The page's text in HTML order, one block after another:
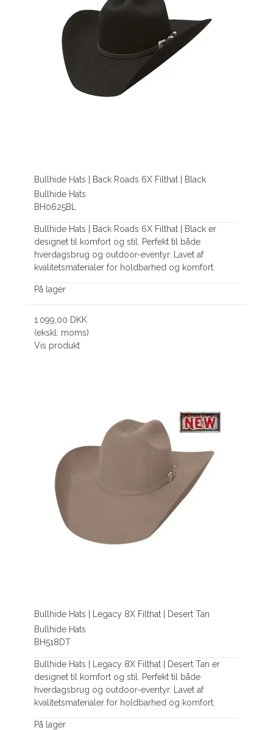
Bullhide Hats | Back Roads 6X Filthat | Black
Bullhide Hats
BH0625BL
Bullhide Hats | Back Roads 6X Filthat | Black er
designet til komfort og stil. Perfekt til både
hverdagsbrug og outdoor-eventyr. Lavet af
kvalitetsmaterialer for holdbarhed og komfort.
På lager
1.099,00 DKK
(ekskl. moms)
Vis produkt
Bullhide Hats | Legacy 8X Filthat | Desert Tan
Bullhide Hats
BH518DT
Bullhide Hats | Legacy 8X Filthat | Desert Tan er
designet til komfort og stil. Perfekt til både
hverdagsbrug og outdoor-eventyr. Lavet af
kvalitetsmaterialer for holdbarhed og komfort.
På lager